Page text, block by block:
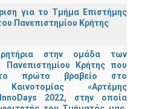
για το Τμήμα Επιστήμης
Πανεπιστημίου Κρήτης
στην ομάδα των
Πανεπιστημίου Κρήτης που
το πρώτο βραβείο στο
«Αρτέμης
2022, στην οποία